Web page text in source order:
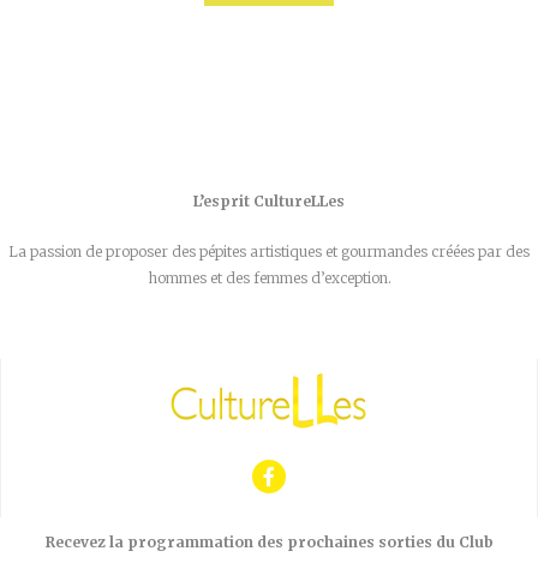
L’esprit CultureLLes
La passion de proposer des pépites artistiques et gourmandes créées par des
hommes et des femmes d’exception.
Recevez la programmation des prochaines sorties du Club